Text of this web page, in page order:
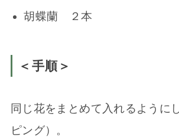
胡蝶蘭 ２本
＜手順＞
同じ花をまとめて入れるように
ピング）。